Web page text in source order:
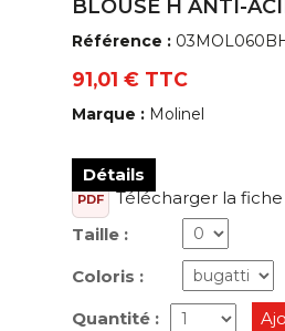
BLOUSE H ANTI-
Référence :
91,01 € TTC
Marque : Molinel
Détails
PDF
Télécharger la
Taille :
Coloris :
Quantité :